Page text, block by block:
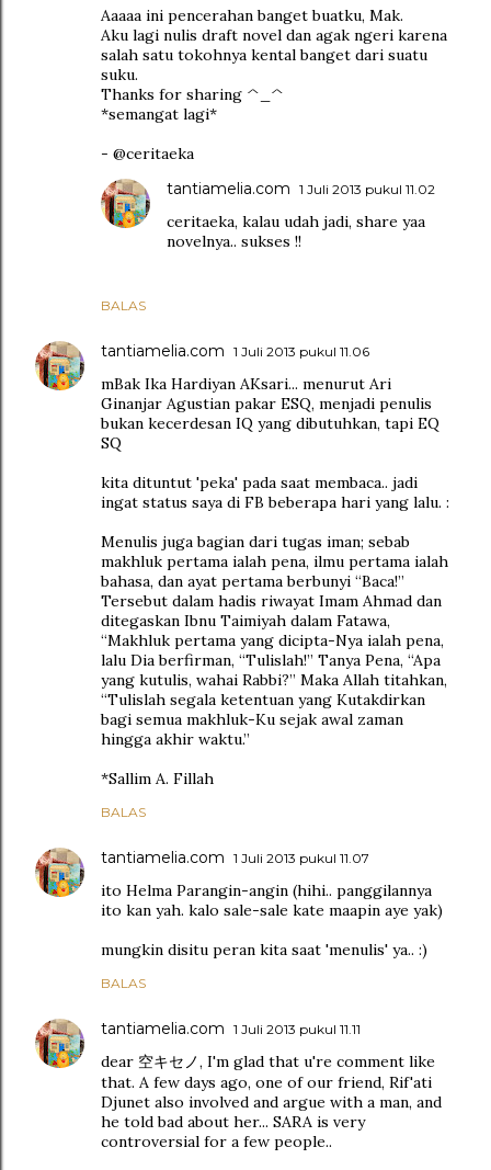
Aaaaa ini pencerahan banget buatku, Mak.
Aku lagi nulis draft novel dan agak ngeri karena
salah satu tokohnya kental banget dari suatu
suku.
Thanks for sharing ^_^
*semangat lagi*
- @ceritaeka
BALAS
tantiamelia.com 1 Juli 2013 pukul 11.02
ceritaeka, kalau udah jadi, share yaa
novelnya.. sukses !!
tantiamelia.com 1 Juli 2013 pukul 11.06
mBak Ika Hardiyan AKsari... menurut Ari
Ginanjar Agustian pakar ESQ, menjadi penulis
bukan kecerdesan IQ yang dibutuhkan, tapi EQ
SQ
kita dituntut 'peka' pada saat membaca.. jadi
ingat status saya di FB beberapa hari yang lalu. :
Menulis juga bagian dari tugas iman; sebab
makhluk pertama ialah pena, ilmu pertama ialah
bahasa, dan ayat pertama berbunyi “Baca!”
Tersebut dalam hadis riwayat Imam Ahmad dan
ditegaskan Ibnu Taimiyah dalam Fatawa,
“Makhluk pertama yang dicipta-Nya ialah pena,
lalu Dia berfirman, “Tulislah!” Tanya Pena, “Apa
yang kutulis, wahai Rabbi?” Maka Allah titahkan,
“Tulislah segala ketentuan yang Kutakdirkan
bagi semua makhluk-Ku sejak awal zaman
hingga akhir waktu.”
*Sallim A. Fillah
BALAS
tantiamelia.com 1 Juli 2013 pukul 11.07
ito Helma Parangin-angin (hihi.. panggilannya
ito kan yah. kalo sale-sale kate maapin aye yak)
mungkin disitu peran kita saat 'menulis' ya.. :)
BALAS
tantiamelia.com 1 Juli 2013 pukul 11.11
dear 空キセノ, I'm glad that u're comment like
that. A few days ago, one of our friend, Rif'ati
Djunet also involved and argue with a man, and
he told bad about her... SARA is very
controversial for a few people..